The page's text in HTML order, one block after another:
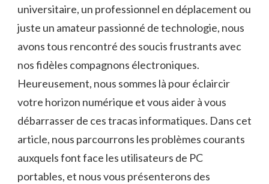
‌universitaire, un professionnel en déplacement ou
juste un amateur passionné de technologie,‍ nous
‌avons tous rencontré des soucis frustrants avec
nos fidèles compagnons électroniques.
Heureusement, nous sommes ⁣là pour éclaircir
⁣votre horizon numérique et vous aider ⁢à vous
débarrasser de ces tracas⁢ informatiques. Dans cet
article, nous parcourrons les problèmes courants
auxquels ‌font face les utilisateurs ⁢de PC
⁤portables, et‍ nous vous présenterons des